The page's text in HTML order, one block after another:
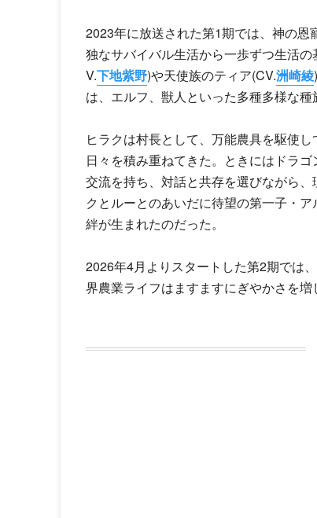
2023年に放送された第1期では、神の
独なサバイバル生活から一歩ずつ生活
V.下地紫野)や天使族のティア(CV.洲崎綾
は、エルフ、獣人といった多種多様な
ヒラクは村長として、万能農具を駆使
日々を積み重ねてきた。ときにはドラゴ
交流を持ち、対話と共存を選びながら
クとルーとのあいだに待望の第一子・
絆が生まれたのだった。
2026年4月よりスタートした第2期では
界農業ライフはますますにぎやかさを増